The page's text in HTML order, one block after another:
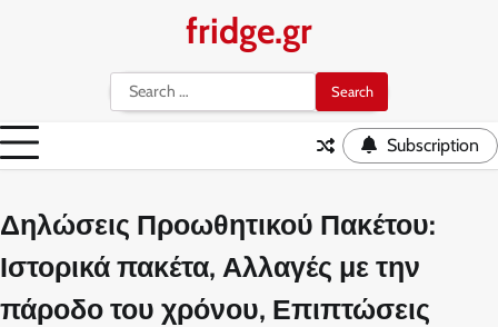
fridge.gr
Search
for:
Subscription
Δηλώσεις Προωθητικού Πακέτου:
Ιστορικά πακέτα, Αλλαγές με την
πάροδο του χρόνου, Επιπτώσεις